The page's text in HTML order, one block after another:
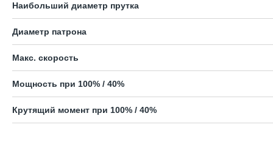
Наибольший диаметр прутка
Диаметр патрона
Макс. скорость
Мощность при 100% / 40%
Крутящий момент при 100% / 40%